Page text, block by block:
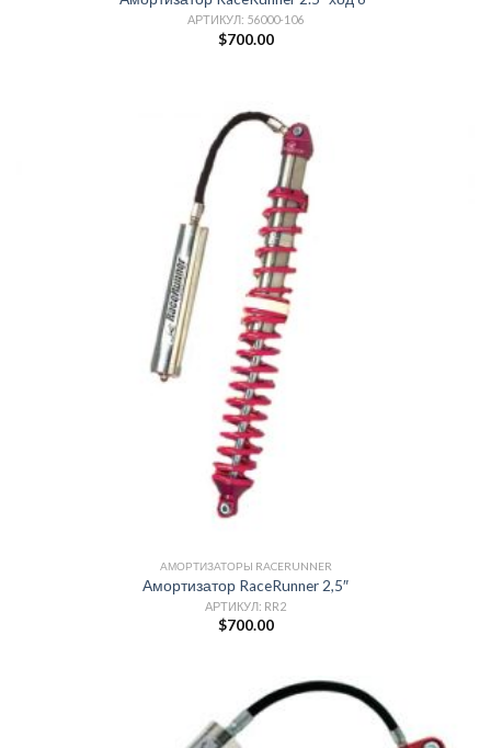
АРТИКУЛ: 56000-106
$700.00
АМОРТИЗАТОРЫ RACERUNNER
Амортизатор RaceRunner 2,5″
АРТИКУЛ: RR2
$700.00